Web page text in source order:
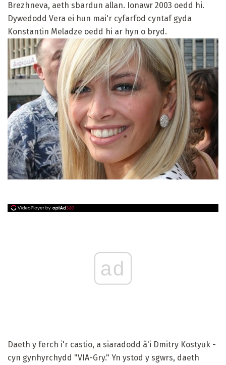
Brezhneva, aeth sbardun allan. Ionawr 2003 oedd hi.
Dywedodd Vera ei hun mai'r cyfarfod cyntaf gyda
Konstantin Meladze oedd hi ar hyn o bryd.
ad
Daeth y ferch i'r castio, a siaradodd â'i Dmitry Kostyuk -
cyn gynhyrchydd "VIA-Gry." Yn ystod y sgwrs, daeth